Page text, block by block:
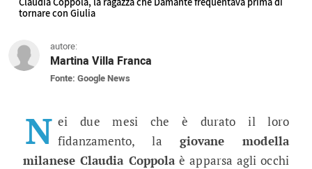
tornare con Giulia
autore:
Martina Villa Franca
Fonte: Google News
Uomini e Donne, la ex di Andrea
N ei due mesi che è durato il loro
fidanzamento, la giovane modella
milanese Claudia Coppolaè apparsa agli occhi